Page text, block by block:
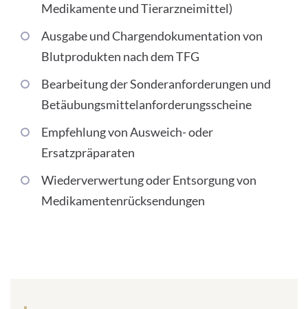
Medikamente und Tierarzneimittel)
Ausgabe und Chargendokumentation von
Blutprodukten nach dem TFG
Bearbeitung der Sonderanforderungen und
Betäubungsmittelanforderungsscheine
Empfehlung von Ausweich- oder
Ersatzpräparaten
Wiederverwertung oder Entsorgung von
Medikamentenrücksendungen